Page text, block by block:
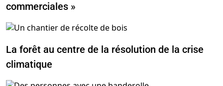
commerciales »
La forêt au centre de la résolution de la crise
climatique